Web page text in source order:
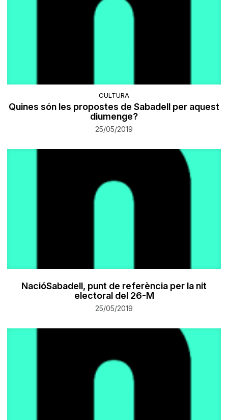
CULTURA
Quines són les propostes de Sabadell per aquest
diumenge?
25/05/2019
NacióSabadell, punt de referència per la nit
electoral del 26-M
25/05/2019